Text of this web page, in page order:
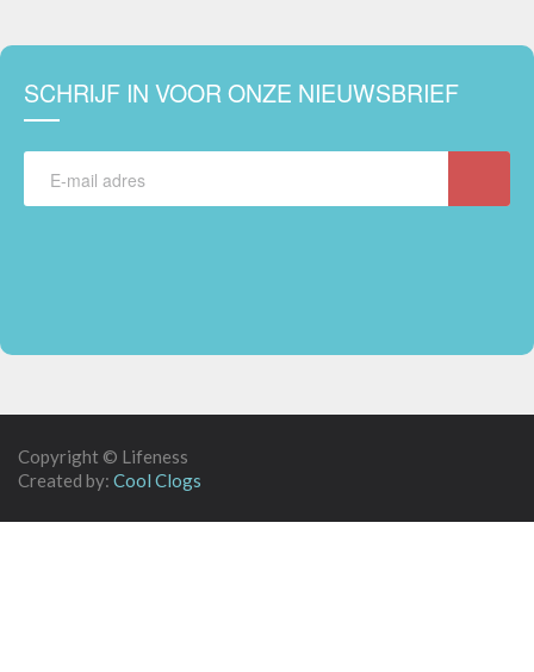
SCHRIJF IN VOOR ONZE NIEUWSBRIEF
Copyright © Lifeness
Created by: Cool Clogs